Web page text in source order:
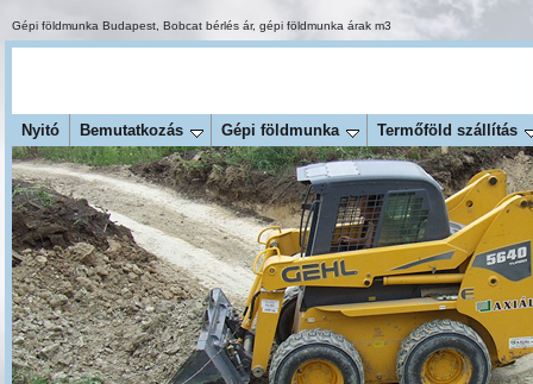
Gépi földmunka Budapest Bobcat bérlés ár, gépi földmunka árak m3
Nyitó Bemutatkozás Gépi földmunka Termőföld szállítás